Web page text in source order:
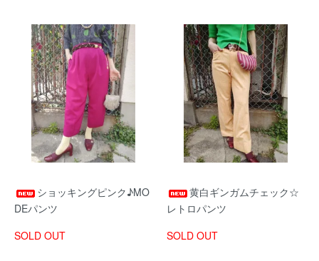
ショッキングピンク♪MO
DEパンツ
SOLD OUT
黄白ギンガムチェック☆
レトロパンツ
SOLD OUT